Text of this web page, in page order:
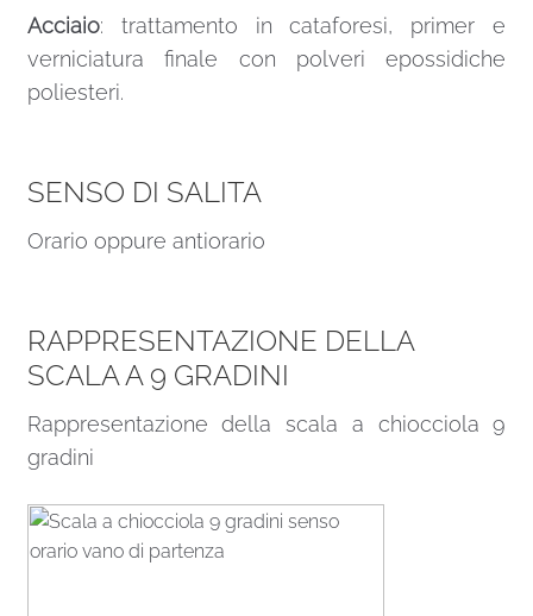
Acciaio: trattamento in cataforesi, primer e
verniciatura finale con polveri epossidiche
poliesteri.
SENSO DI SALITA
Orario oppure antiorario
RAPPRESENTAZIONE DELLA
SCALA A 9 GRADINI
Rappresentazione della scala a chiocciola 9
gradini